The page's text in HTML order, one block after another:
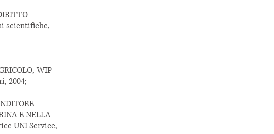
scientifiche,
WIP
2004;
E NELLA
UNI Service,